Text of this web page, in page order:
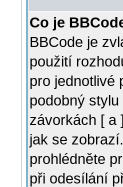
Co je
BBCode je
použití
pro jednotlivé
podobný
závorkách [ a
jak se
prohlédněte
při odesílání